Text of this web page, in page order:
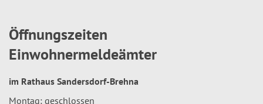
Öffnungszeiten
Einwohnermeldeämter
im Rathaus Sandersdorf-Brehna
Montag: geschlossen